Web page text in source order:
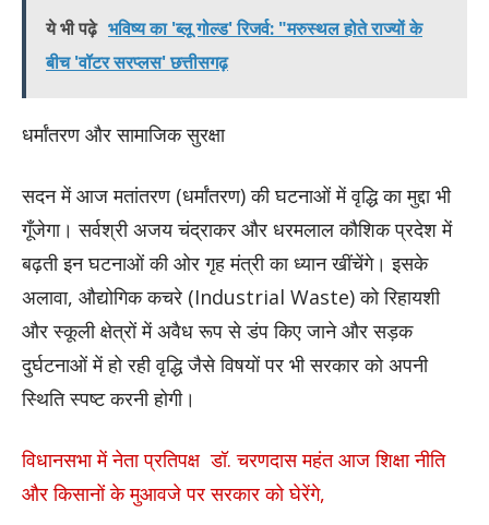
ये भी पढ़े भविष्य का 'ब्लू गोल्ड' रिजर्व: "मरुस्थल होते राज्यों के
बीच 'वॉटर सरप्लस' छत्तीसगढ़
धर्मांतरण और सामाजिक सुरक्षा
सदन में आज मतांतरण (धर्मांतरण) की घटनाओं में वृद्धि का मुद्दा भी
गूँजेगा। सर्वश्री अजय चंद्राकर और धरमलाल कौशिक प्रदेश में
बढ़ती इन घटनाओं की ओर गृह मंत्री का ध्यान खींचेंगे। इसके
अलावा, औद्योगिक कचरे (Industrial Waste) को रिहायशी
और स्कूली क्षेत्रों में अवैध रूप से डंप किए जाने और सड़क
दुर्घटनाओं में हो रही वृद्धि जैसे विषयों पर भी सरकार को अपनी
स्थिति स्पष्ट करनी होगी।
विधानसभा में नेता प्रतिपक्ष डॉ. चरणदास महंत आज शिक्षा नीति
और किसानों के मुआवजे पर सरकार को घेरेंगे,